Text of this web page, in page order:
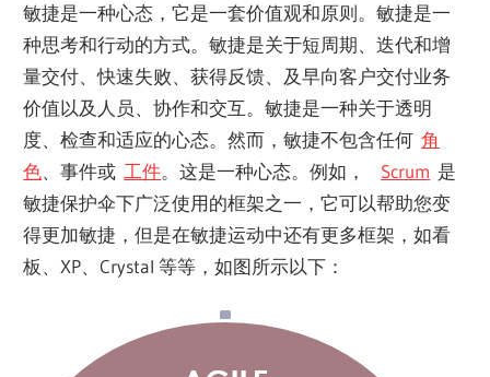
敏捷是一种心态，它是一套价值观和原则。敏捷是一
种思考和行动的方式。敏捷是关于短周期、迭代和增
量交付、快速失败、获得反馈、及早向客户交付业务
价值以及人员、协作和交互。敏捷是一种关于透明
度、检查和适应的心态。然而，敏捷不包含任何角
色、事件或 工件。这是一种心态。例如， Scrum 是
敏捷保护伞下广泛使用的框架之一，它可以帮助您变
得更加敏捷，但是在敏捷运动中还有更多框架，如看
板、XP、Crystal 等等，如图所示以下：